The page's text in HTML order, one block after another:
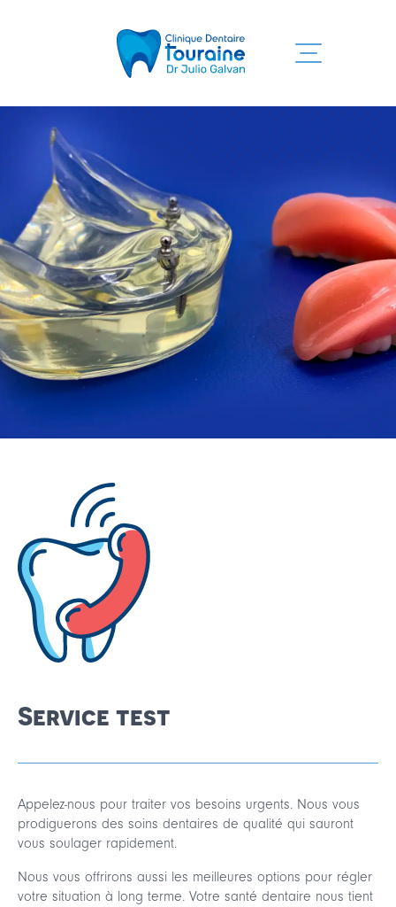
Accueil
Services
Clinique
Équipe
Information
Nous joindre
819 525-7755
Español
Service test
Appelez-nous pour traiter vos besoins urgents. Nous vous
prodiguerons des soins dentaires de qualité qui sauront
vous soulager rapidement.
Nous vous offrirons aussi les meilleures options pour régler
votre situation à long terme. Votre santé dentaire nous tient